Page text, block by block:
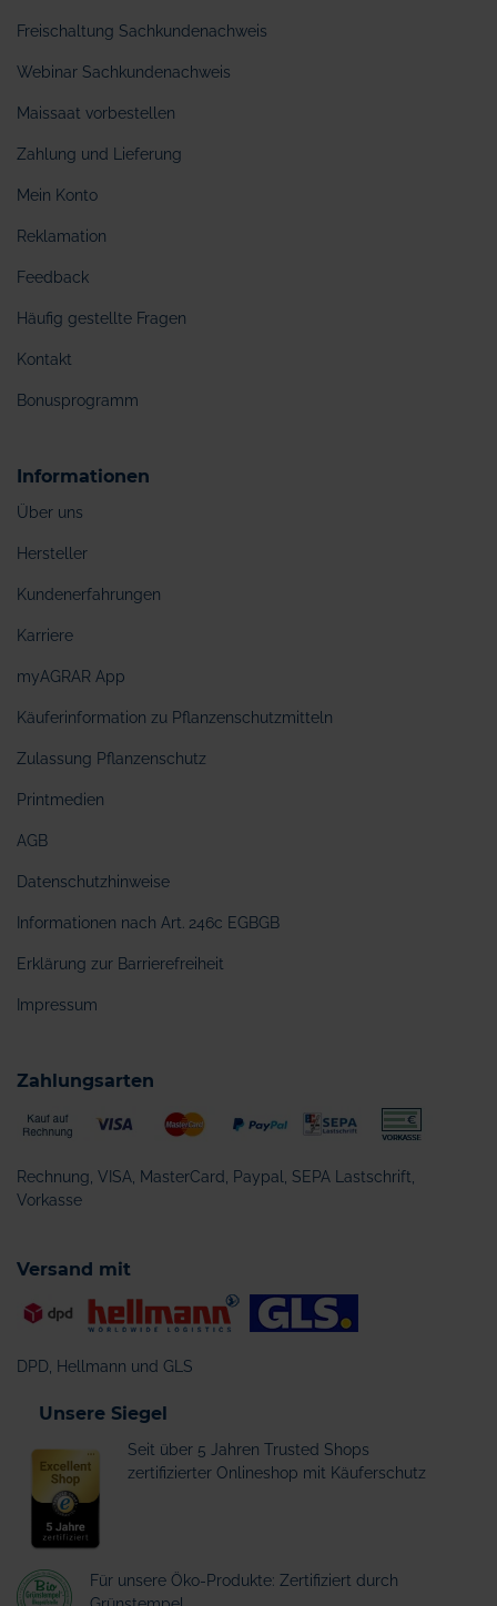
Freischaltung Sachkundenachweis
Webinar Sachkundenachweis
Maissaat vorbestellen
Zahlung und Lieferung
Mein Konto
Reklamation
Feedback
Häufig gestellte Fragen
Kontakt
Bonusprogramm
Informationen
Über uns
Hersteller
Kundenerfahrungen
Karriere
myAGRAR App
Käuferinformation zu Pflanzenschutzmitteln
Zulassung Pflanzenschutz
Printmedien
AGB
Datenschutzhinweise
Informationen nach Art. 246c EGBGB
Erklärung zur Barrierefreiheit
Impressum
Zahlungsarten
Rechnung, VISA, MasterCard, Paypal, SEPA Lastschrift,
Vorkasse
Versand mit
DPD, Hellmann und GLS
Unsere Siegel
Seit über 5 Jahren Trusted Shops
zertifizierter Onlineshop mit Käuferschutz
Für unsere Öko-Produkte: Zertifiziert durch